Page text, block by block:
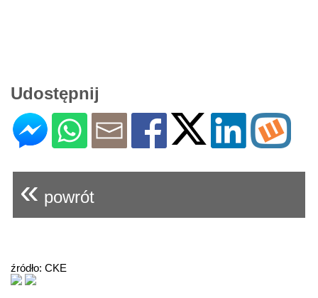
Udostępnij
« powrót
źródło: CKE